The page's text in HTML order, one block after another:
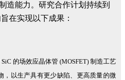
造能力。研究合作计划持续到
在实现以下成果：
的场效应晶体管 (MOSFET) 制造工艺
，以生产具有更少缺陷、更高质量的微